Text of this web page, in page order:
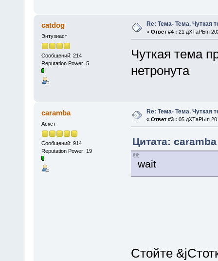
catdog
Энтузиаст
Сообщений: 214
Reputation Power: 5
Re: Тема- Тема. Чуткая
« Ответ #4 : 21 дХТаРЫп
Чуткая тема
нетронута
caramba
Аскет
Сообщений: 914
Reputation Power: 19
Re: Тема- Тема. Чуткая
« Ответ #3 : 05 дХТаРЫп
Цитата:
wait
Стойте